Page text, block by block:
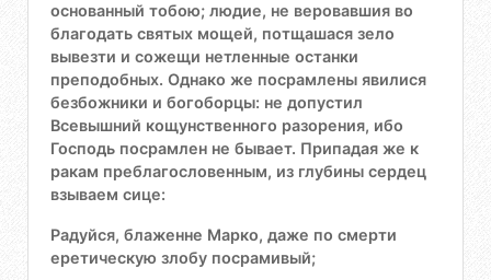
основанный тобою; людие, не веровавшия во
благодать святых мощей, потщашася зело
вывезти и сожещи нетленные останки
преподобных. Однако же посрамлены явилися
безбожники и богоборцы: не допустил
Всевышний кощунственного разорения, ибо
Господь посрамлен не бывает. Припадая же к
ракам преблагословенным, из глубины сердец
взываем сице:
Радуйся, блаженне Марко, даже по смерти
еретическую злобу посрамивый;